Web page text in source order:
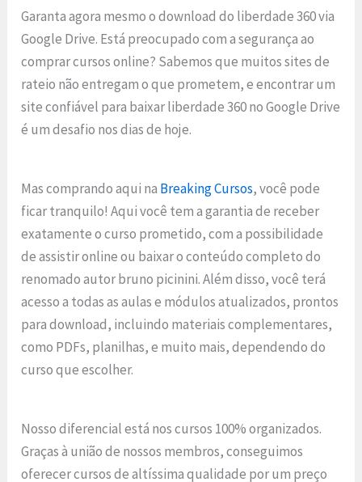
Garanta agora mesmo o download do liberdade 360 via
Google Drive. Está preocupado com a segurança ao
comprar cursos online? Sabemos que muitos sites de
rateio não entregam o que prometem, e encontrar um
site confiável para baixar liberdade 360 no Google Drive
é um desafio nos dias de hoje.
Mas comprando aqui na Breaking Cursos, você pode
ficar tranquilo! Aqui você tem a garantia de receber
exatamente o curso prometido, com a possibilidade
de assistir online ou baixar o conteúdo completo do
renomado autor bruno picinini. Além disso, você terá
acesso a todas as aulas e módulos atualizados, prontos
para download, incluindo materiais complementares,
como PDFs, planilhas, e muito mais, dependendo do
curso que escolher.
Nosso diferencial está nos cursos 100% organizados.
Graças à união de nossos membros, conseguimos
oferecer cursos de altíssima qualidade por um preço